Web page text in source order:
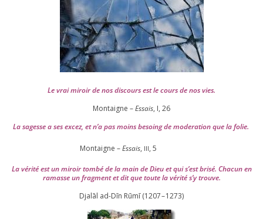
Le vrai miroir de nos dis­cours est le cours de nos vies.
Montaigne –Essais, I, 26
La sagesse a ses excez, et n’a pas moins besoing de mode­ra­tion que la folie.
Montaigne –Essais, III, 5
La véri­té est un miroir tom­bé de la main de Dieu et qui s’est bri­sé. Chacun en
ramasse un frag­ment et dit que toute la véri­té s’y trouve.
Djalāl ad-Dīn Rūmī (1207–1273)